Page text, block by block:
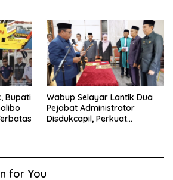
Bupati
Wabup Selayar Lantik Dua
Pejabat Administrator
Disdukcapil, Perkuat
for You